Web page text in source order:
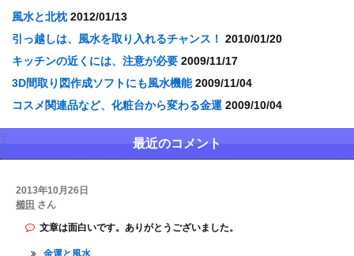
風水と北枕 2012/01/13
引っ越しは、風水を取り入れるチャンス！ 2010/01/20
キッチンの近くには、注意が必要 2009/11/17
3D間取り図作成ソフトにも風水機能 2009/11/04
コスメ関連品など、化粧台から変わる金運 2009/10/04
最近のコメント
2013年10月26日
櫛田 さん
文章は面白いです。ありがとうございました。
金運と風水